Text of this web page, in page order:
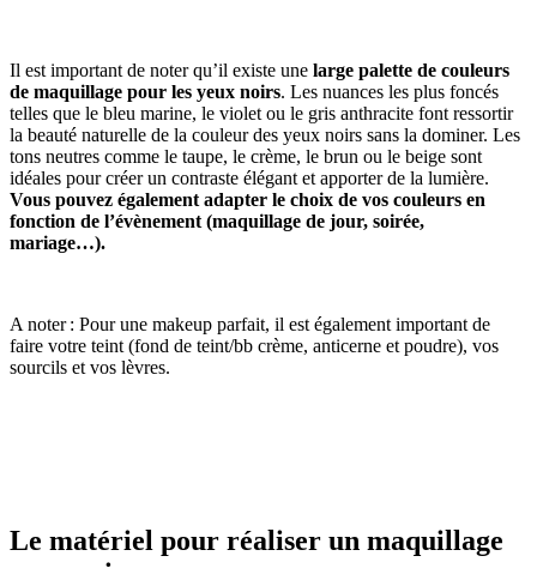
Il est important de noter qu’il existe une large palette de couleurs
de maquillage pour les yeux noirs. Les nuances les plus foncés
telles que le bleu marine, le violet ou le gris anthracite font ressortir
la beauté naturelle de la couleur des yeux noirs sans la dominer. Les
tons neutres comme le taupe, le crème, le brun ou le beige sont
idéales pour créer un contraste élégant et apporter de la lumière.
Vous pouvez également adapter le choix de vos couleurs en
fonction de l’évènement (maquillage de jour, soirée,
mariage…).
A noter : Pour une makeup parfait, il est également important de
faire votre teint (fond de teint/bb crème, anticerne et poudre), vos
sourcils et vos lèvres.
Le matériel pour réaliser un maquillage